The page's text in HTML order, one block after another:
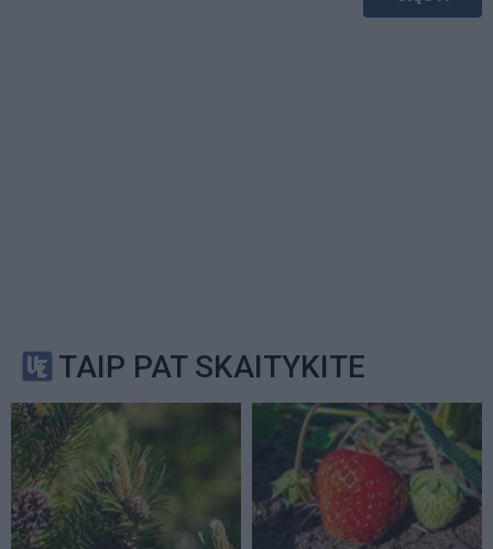
TAIP PAT SKAITYKITE